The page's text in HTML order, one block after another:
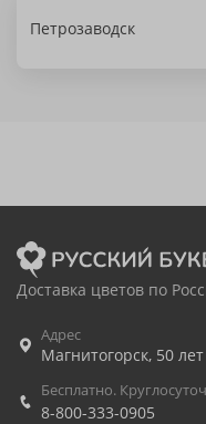
Петрозаводск
Доставка цветов по
Адрес
Магнитогорск, 50
Бесплатно.
8-800-333-0905